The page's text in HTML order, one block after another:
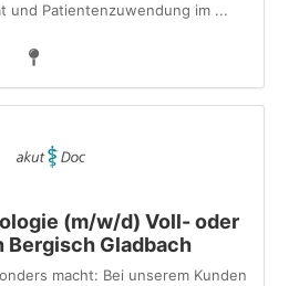
und Patientenzuwendung im ...
(m/w/d) Voll- oder
Bergisch Gladbach
macht: Bei unserem Kunden